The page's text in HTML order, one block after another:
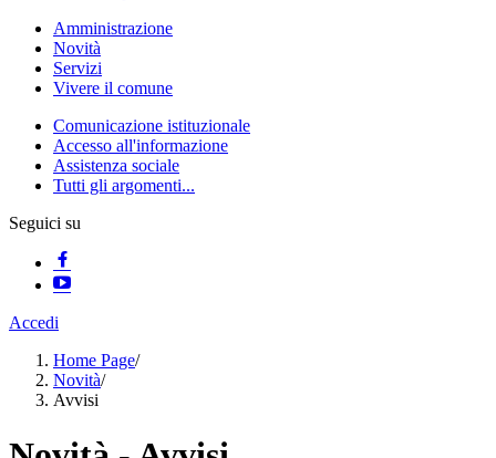
Amministrazione
Novità
Servizi
Vivere il comune
Comunicazione istituzionale
Accesso all'informazione
Assistenza sociale
Tutti gli argomenti...
Seguici su
Accedi
Home Page/
Novità/
Avvisi